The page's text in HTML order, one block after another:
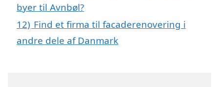
byer til Avnbøl?
12) Find et firma til facaderenovering i
andre dele af Danmark